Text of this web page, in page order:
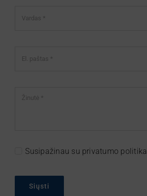
Susipažinau su privatumo politika
Siųsti